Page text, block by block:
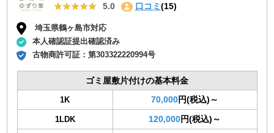
★★★★★
★★★★★ 5.0 口コミ (15)
埼玉県鶴ヶ島市対応
本人確認証提出確認済み
古物商許可証：第303322220994号
ゴミ屋敷片付けの基本料金
1K 70,000円(税込)～
1LDK 120,000円(税込)～